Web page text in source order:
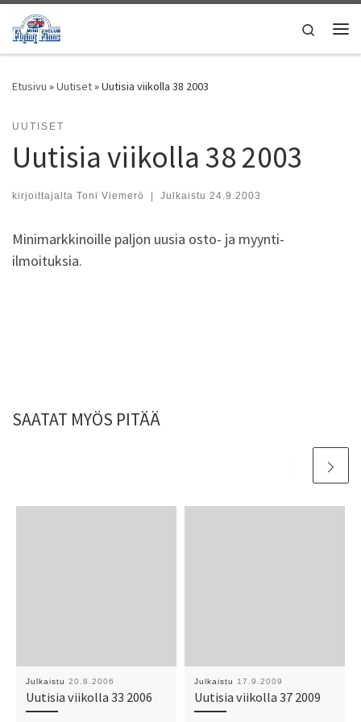
Skip to content
Search
Etusivu »Uutiset»Uutisia viikolla 38 2003
UUTISET
Uutisia viikolla 38 2003
kirjoittajalta Toni Viemerö | Julkaistu 24.9.2003
Minimarkkinoille paljon uusia osto- ja myynti-
ilmoituksia.
SAATAT MYÖS PITÄÄ
Julkaistu 20.8.2006
Uutisia viikolla 33 2006
Julkaistu 17.9.2009
Uutisia viikolla 37 2009